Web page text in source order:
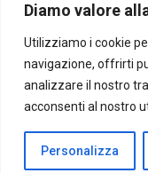
Diamo valore
Utilizziamo i cookie
navigazione, offrirti
analizzare il nostro
acconsenti al nostro
Personalizza
CARITÁ
CULTURA
Facebook